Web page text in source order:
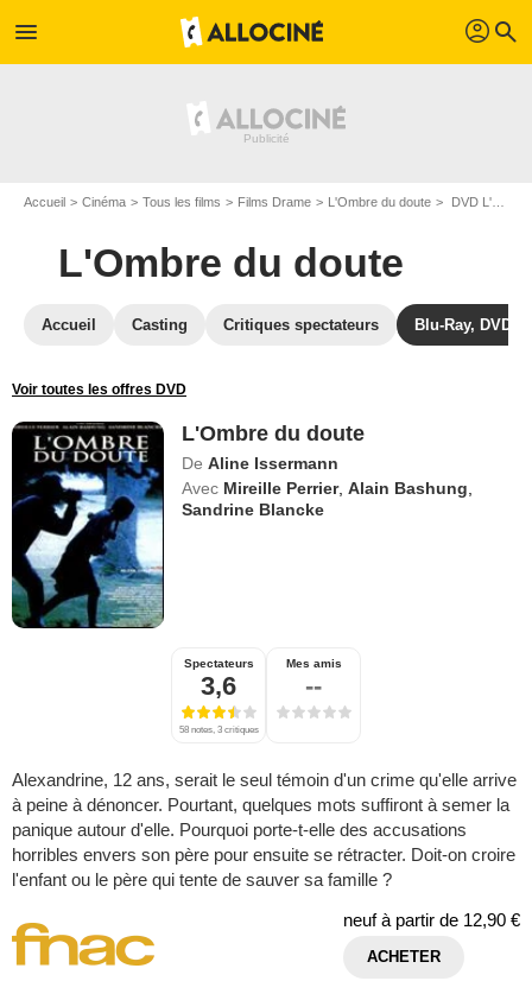
menu profil search
Accueil Cinéma Tous les films Films Drame L'Ombre du doute DVD L'Ombre du doute
L'Ombre du doute
Accueil Casting Critiques spectateurs Blu-Ray, DVD
Voir toutes les offres DVD
L'Ombre du doute
De Aline Issermann
Avec Mireille Perrier,Alain Bashung
Sandrine Blancke
Spectateurs
3,6
58 notes, 3 critiques
Mes amis
--
Alexandrine, 12 ans, serait le seul témoin d'un crime qu'elle arrive
à peine à dénoncer. Pourtant, quelques mots suffiront à semer la
panique autour d'elle. Pourquoi porte-t-elle des accusations
horribles envers son père pour ensuite se rétracter. Doit-on croire
l'enfant ou le père qui tente de sauver sa famille ?
neuf à partir de 12,90 €
ACHETER